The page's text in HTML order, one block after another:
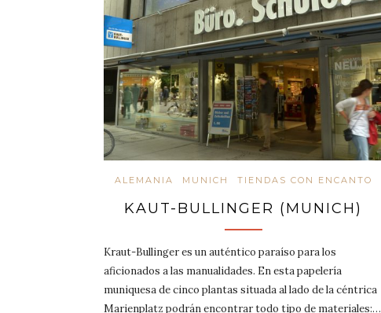
ALEMANIA MUNICH TIENDAS CON ENCANTO
KAUT-BULLINGER (MUNICH)
Kraut-Bullinger es un auténtico paraíso para los
aficionados a las manualidades. En esta papelería
muniquesa de cinco plantas situada al lado de la céntrica
Marienplatz podrán encontrar todo tipo de materiales:…